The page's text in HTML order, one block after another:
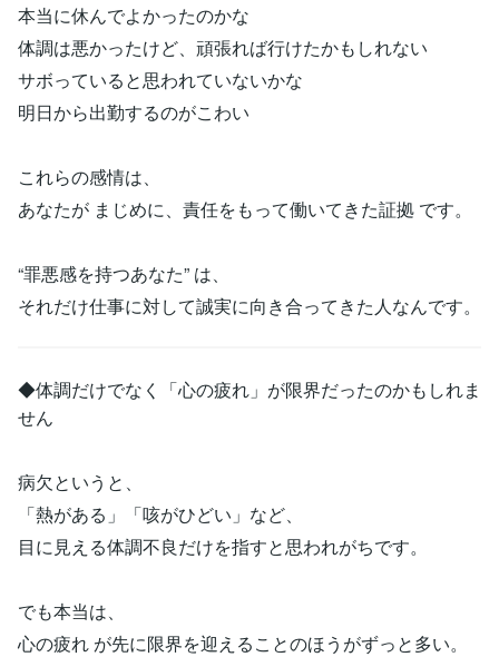
本当に休んでよかったのかな
体調は悪かったけど、頑張れば行けたかもしれない
サボっていると思われていないかな
明日から出勤するのがこわい
これらの感情は、
あなたが まじめに、責任をもって働いてきた証拠 です。
“罪悪感を持つあなた” は、
それだけ仕事に対して誠実に向き合ってきた人なんです。
◆体調だけでなく「心の疲れ」が限界だったのかもしれま
せん
病欠というと、
「熱がある」「咳がひどい」など、
目に見える体調不良だけを指すと思われがちです。
でも本当は、
心の疲れ が先に限界を迎えることのほうがずっと多い。